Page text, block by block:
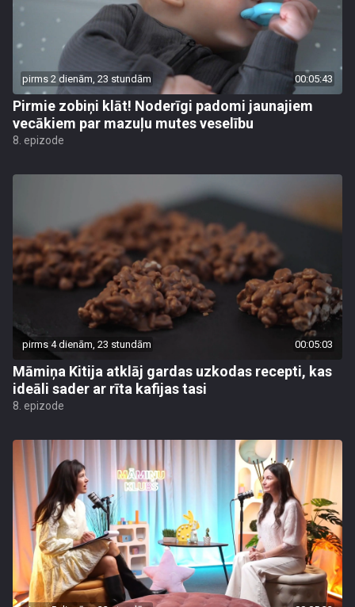
pirms 2 dienām, 23 stundām 00:05:43
Pirmie zobiņi klāt! Noderīgi padomi jaunajiem
vecākiem par mazuļu mutes veselību
8. epizode
pirms 4 dienām, 23 stundām 00:05:03
Māmiņa Kitija atklāj gardas uzkodas recepti, kas
ideāli sader ar rīta kafijas tasi
8. epizode